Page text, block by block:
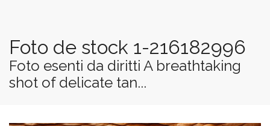
Foto de stock 1-216182996
Foto esenti da diritti A breathtaking
shot of delicate tan...